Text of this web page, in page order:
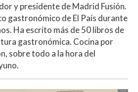
y presidente de Madrid Fusión.
gastronómico de El País durante
Ha escrito más de 50 libros de
gastronómica. Cocina por
sobre todo a la hora del